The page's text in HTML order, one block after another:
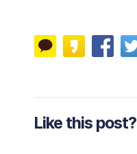
Like this post?